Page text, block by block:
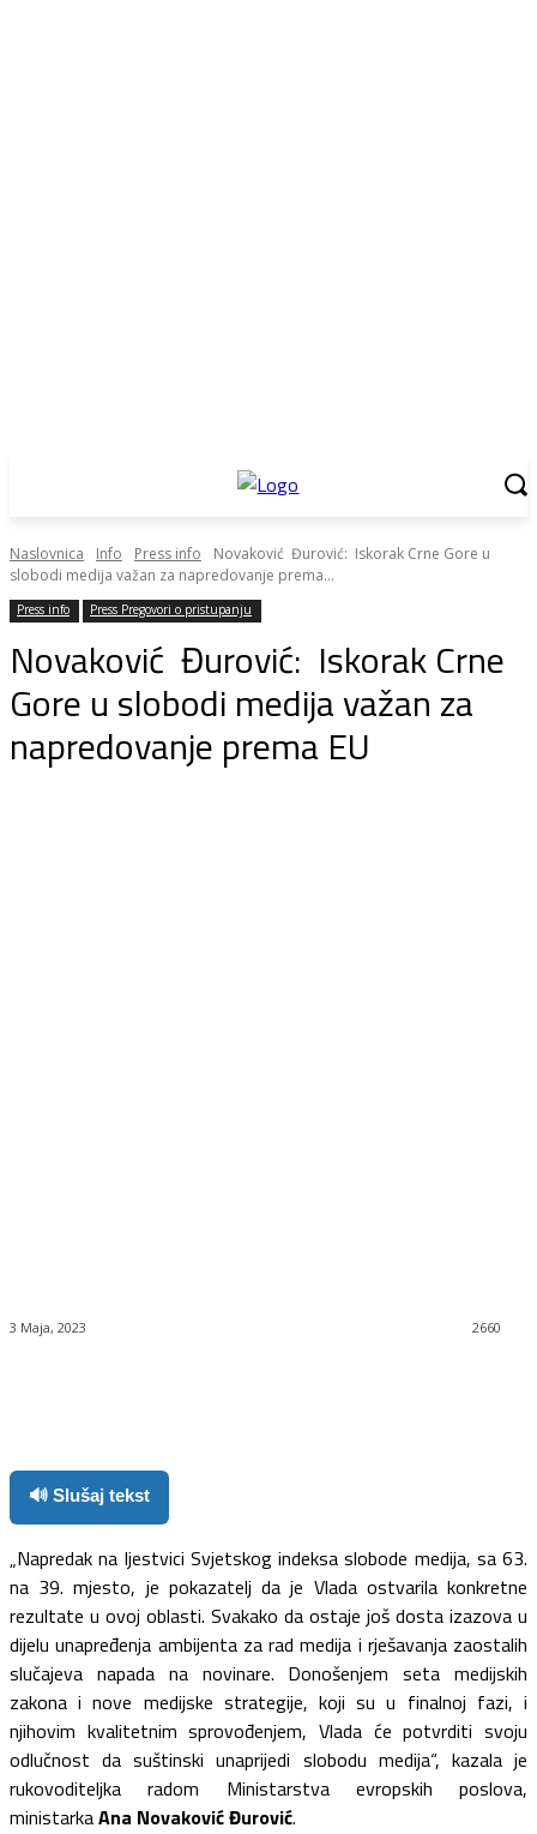
Naslovnica Info Press info
Novaković Đurović: Iskorak Crne Gore u
slobodi medija važan za napredovanje prema...
Press info Press Pregovori o pristupanju
Novaković Đurović: Iskorak Crne
Gore u slobodi medija važan za
napredovanje prema EU
3 Maja, 2023 2660
🔊 Slušaj tekst
„Napredak na ljestvici Svjetskog indeksa slobode medija, sa 63.
na 39. mjesto, je pokazatelj da je Vlada ostvarila konkretne
rezultate u ovoj oblasti. Svakako da ostaje još dosta izazova u
dijelu unapređenja ambijenta za rad medija i rješavanja zaostalih
slučajeva napada na novinare. Donošenjem seta medijskih
zakona i nove medijske strategije, koji su u finalnoj fazi, i
njihovim kvalitetnim sprovođenjem, Vlada će potvrditi svoju
odlučnost da suštinski unaprijedi slobodu medija“, kazala je
rukovoditeljka radom Ministarstva evropskih poslova,
ministarkaAna Novaković Đurović.